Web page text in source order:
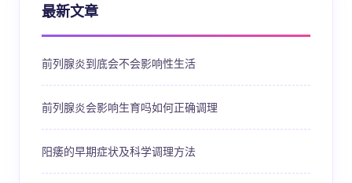
最新文章
前列腺炎到底会不会影响性生活
前列腺炎会影响生育吗如何正确调理
阳痿的早期症状及科学调理方法